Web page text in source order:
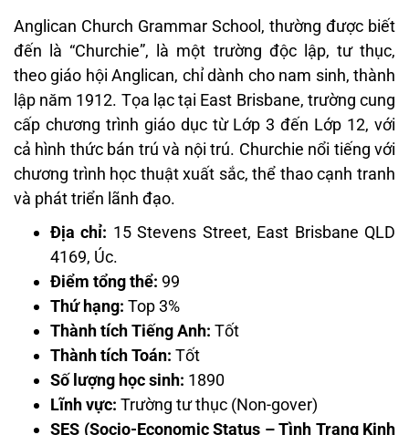
Anglican Church Grammar School, thường được biết
đến là “Churchie”, là một trường độc lập, tư thục,
theo giáo hội Anglican, chỉ dành cho nam sinh, thành
lập năm 1912. Tọa lạc tại East Brisbane, trường cung
cấp chương trình giáo dục từ Lớp 3 đến Lớp 12, với
cả hình thức bán trú và nội trú. Churchie nổi tiếng với
chương trình học thuật xuất sắc, thể thao cạnh tranh
và phát triển lãnh đạo.
Địa chỉ: 15 Stevens Street, East Brisbane QLD
4169, Úc.
Điểm tổng thể: 99
Thứ hạng: Top 3%
Thành tích Tiếng Anh: Tốt
Thành tích Toán: Tốt
Số lượng học sinh: 1890
Lĩnh vực: Trường tư thục (Non-gover)
SES (Socio-Economic Status – Tình Trạng Kinh